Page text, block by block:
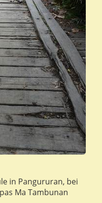
in Pangururan, bei
Ma Tambunan